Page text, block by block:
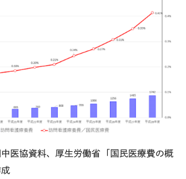
中医協資料、厚生労働省「国民医療費の概